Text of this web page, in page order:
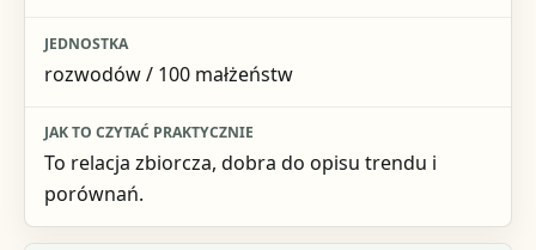
rozwodów / 100 małżeństw
To relacja zbiorcza, dobra do opisu trendu i
porównań.